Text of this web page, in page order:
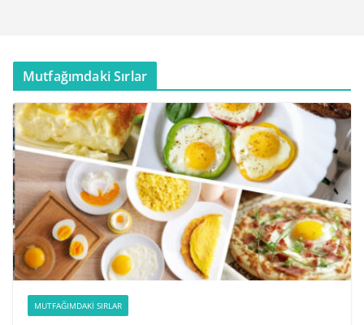
Mutfağımdaki Sırlar
MUTFAĞIMDAKI SIRLAR